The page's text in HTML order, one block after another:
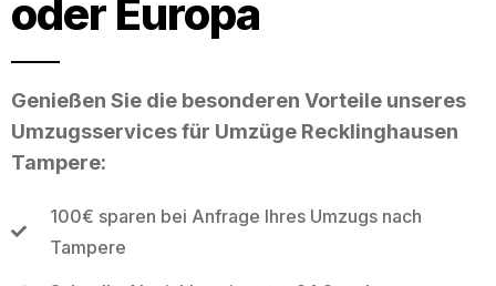
oder Europa
Genießen Sie die besonderen Vorteile unseres
Umzugsservices für Umzüge Recklinghausen
Tampere:
100€ sparen bei Anfrage Ihres Umzugs nach
Tampere